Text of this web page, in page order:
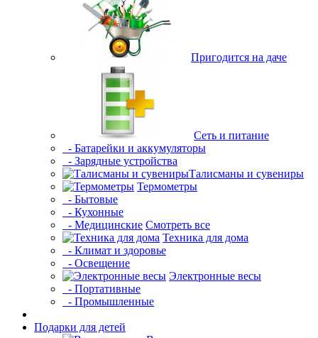
Пригодится на даче
Сеть и питание
- Батарейки и аккумуляторы
- Зарядные устройства
Талисманы и сувениры
Термометры
- Бытовые
- Кухонные
- Медицинские Смотреть все
Техника для дома
- Климат и здоровье
- Освещение
Электронные весы
- Портативные
- Промышленные
Подарки для детей